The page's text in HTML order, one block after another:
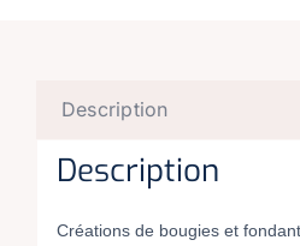
Description
Description
Créations de bougies et